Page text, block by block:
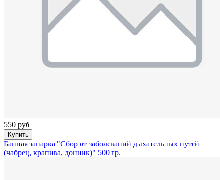
550 руб
Купить
Банная запарка "Сбор от заболеваний дыхательных путей
(чабрец, крапива, донник)" 500 гр.